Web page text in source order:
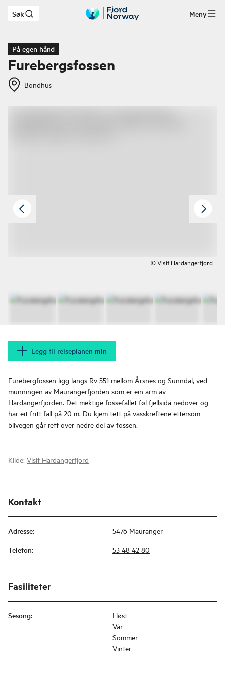
Hopp til hovedinnhold
Søk Meny
På egen hånd
Furebergsfossen
Bondhus
© Visit Hardangerfjord
Legg til reiseplanen min
Furebergfossen ligg langs Rv 551 mellom Årsnes og Sunndal, ved
munningen av Maurangerfjorden som er ein arm av
Hardangerfjorden. Det mektige fossefallet føl fjellsida nedover og
har eit fritt fall på 20 m. Du kjem tett på vasskreftene ettersom
bilvegen går rett over nedre del av fossen.
Kilde: Visit Hardangerfjord
Kontakt
Adresse: 5476 Mauranger
Telefon: 53 48 42 80
Fasiliteter
Sesong:
Høst
Vår
Sommer
Vinter